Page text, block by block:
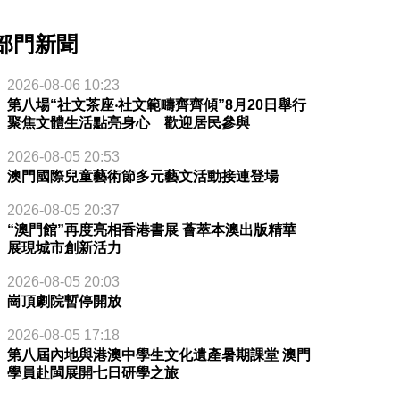
門新聞
2026-08-06 10:23
第八場“社文茶座‧社文範疇齊齊傾”8月20日舉行
聚焦文體生活點亮身心 歡迎居民參與
2026-08-05 20:53
澳門國際兒童藝術節多元藝文活動接連登場
2026-08-05 20:37
“澳門館”再度亮相香港書展 薈萃本澳出版精華
展現城市創新活力
2026-08-05 20:03
崗頂劇院暫停開放
2026-08-05 17:18
第八屆內地與港澳中學生文化遺產暑期課堂 澳門
學員赴閩展開七日研學之旅